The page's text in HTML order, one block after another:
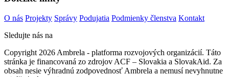
O nás Projekty Správy Podujatia Podmienky členstva Kontakt
Sledujte nás na
Copyright 2026 Ambrela - platforma rozvojových organizácií. Táto
stránka je financovaná zo zdrojov ACF – Slovakia a SlovakAid. Za
obsah nesie výhradnú zodpovednosť Ambrela a nemusí nevyhnutne